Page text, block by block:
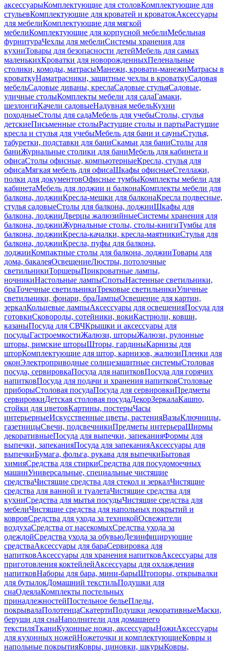
аксессуарыКомплектующие для столовКомплектующие для
стульевКомплектующие для кроватей и кроватокАксессуары
для мебелиКомплектующие для мягкой
мебелиКомплектующие для корпусной мебелиМебельная
фурнитураЧехлы для мебелиСистемы хранения для
кухниТовары для безопасности детейМебель для самых
маленькихКроватки для новорожденныхПеленальные
столики, комоды, матрасыМанежи, кровати-манежиМатрасы в
кроваткуНаматрасники, защитные чехлы в кроваткуСадовая
мебельСадовые диваны, креслаСадовые стульяСадовые,
уличные столыКомплекты мебели для садаГамаки,
шезлонгиКачели садовыеНадувная мебельКухни
походныеСтолы для садаМебель для учебыСтолы, стулья
детскиеПисьменные столыРастущие столы и партыРастущие
кресла и стулья для учебыМебель для бани и сауныСтулья,
табуретки, подставки для баниСкамьи для баниСтолы для
баниЖурнальные столики для баниМебель для кабинета и
офисаСтолы офисные, компьютерныеКресла, стулья для
офисаМягкая мебель для офисаШкафы офисныеСтеллажи,
полки для документовОфисные тумбыКомплекты мебели для
кабинетаМебель для лоджии и балконаКомплекты мебели для
балкона, лоджииКресла-мешки для балконаКресла подвесные,
стулья садовыеСтолы для балкона, лоджииШкафы для
балкона, лоджииДверцы жалюзийныеСистемы хранения для
балкона, лоджииЖурнальные столы, столы-книгиТумбы для
балкона, лоджииКресла-качалки, кресла-маятникиСтулья для
балкона, лоджииКресла, пуфы для балкона,
лоджииКомпактные столы для балкона, лоджииТовары для
дома, бакалеяОсвещениеЛюстры, потолочные
светильникиТоршерыПрикроватные лампы,
ночникиНастольные лампыСпотыНастенные светильники,
браТочечные светильникиТрековые светильникиУличные
светильники, фонари, браЛампыОсвещение для картин,
зеркалКольцевые лампыАксессуары для освещенияПосуда для
готовкиСковороды, сотейники, вокиКастрюли, ковши,
казаныПосуда для СВЧКрышки и аксессуары для
посудыГастроемкостиЖалюзи, шторыЖалюзи, рулонные
шторы, римские шторыШторы, гардиныКарнизы для
шторКомплектующие для штор, карнизов, жалюзиПленки для
оконЭлектроприводные солнцезащитные системыСтоловая
посуда, сервировкаПосуда для напитковПосуда для горячих
напитковПосуда для подачи и хранения напитковСтоловые
приборыСтоловая посудаПосуда для сервировкиПредметы
сервировкиДетская столовая посудаДекорЗеркалаКашпо,
стойки для цветовКартины, постерыЧасы
интерьерныеИскусственные цветы, растенияВазыКлючницы,
газетницыСвечи, подсвечникиПредметы интерьераШирмы
декоративныеПосуда для выпечки, запеканияФормы для
выпечки, запеканияПосуда для запеканияАксессуары для
выпечкиБумага, фольга, рукава для выпечкиБытовая
химияСредства для стиркиСредства для посудомоечных
машинУниверсальные, специальные чистящие
средстваЧистящие средства для стекол и зеркалЧистящие
средства для ванной и туалетаЧистящие средства для
кухниСредства для мытья посудыЧистящие средства для
мебелиЧистящие средства для напольных покрытий и
ковровСредства для ухода за техникойОсвежители
воздухаСредства от насекомыхСредства ухода за
одеждойСредства ухода за обувьюДезинфицирующие
средстваАксессуары для бараСервировка для
напитковАксессуары для хранения напитковАксессуары для
приготовления коктейлейАксессуары для охлаждения
напитковНаборы для бара, мини-барыШтопоры, открывалки
для бутылокДомашний текстильПодушки для
снаОдеялаКомплекты постельных
принадлежностейПостельное бельеПледы,
покрывалаПолотенцаСкатертиПодушки декоративныеМаски,
беруши для снаНаполнители для домашнего
текстиляТканиКухонные ножи, аксессуарыНожиАксессуары
для кухонных ножейНожеточки и комплектующиеКовры и
напольные покрытияКовры, циновки, шкурыКовры,